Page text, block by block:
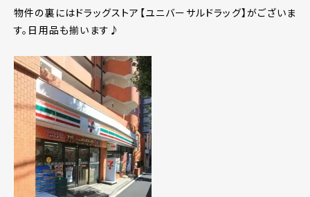
物件の裏にはドラッグストア【ユニバーサルドラッグ】がございま
す。日用品も揃います♪